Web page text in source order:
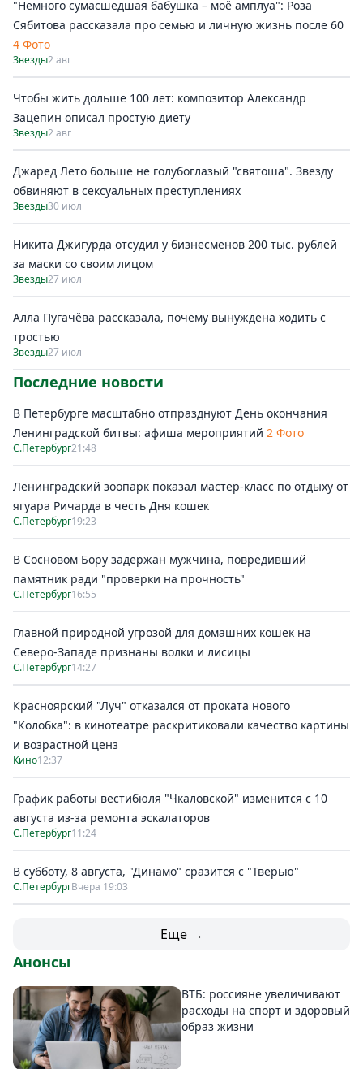
"Немного сумасшедшая бабушка – моё амплуа": Роза
Сябитова рассказала про семью и личную жизнь после 60
4 Фото
Звезды2 авг
Чтобы жить дольше 100 лет: композитор Александр
Зацепин описал простую диету
Звезды2 авг
Джаред Лето больше не голубоглазый "святоша". Звезду
обвиняют в сексуальных преступлениях
Звезды30 июл
Никита Джигурда отсудил у бизнесменов 200 тыс. рублей
за маски со своим лицом
Звезды27 июл
Алла Пугачёва рассказала, почему вынуждена ходить с
тростью
Звезды27 июл
Последние новости
В Петербурге масштабно отпразднуют День окончания
Ленинградской битвы: афиша мероприятий 2 Фото
С.Петербург21:48
Ленинградский зоопарк показал мастер-класс по отдыху от
ягуара Ричарда в честь Дня кошек
С.Петербург19:23
В Сосновом Бору задержан мужчина, повредивший
памятник ради "проверки на прочность"
С.Петербург16:55
Главной природной угрозой для домашних кошек на
Северо-Западе признаны волки и лисицы
С.Петербург14:27
Красноярский "Луч" отказался от проката нового
"Колобка": в кинотеатре раскритиковали качество картины
и возрастной ценз
Кино12:37
График работы вестибюля "Чкаловской" изменится с 10
августа из-за ремонта эскалаторов
С.Петербург11:24
В субботу, 8 августа, "Динамо" сразится с "Тверью"
С.ПетербургВчера 19:03
Еще →
Анонсы
ВТБ: россияне увеличивают
расходы на спорт и здоровый
образ жизни